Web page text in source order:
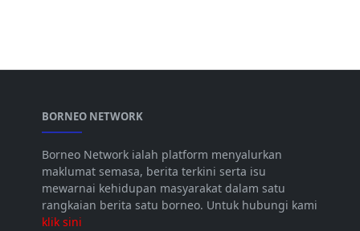
BORNEO NETWORK
Borneo Network ialah platform menyalurkan
maklumat semasa, berita terkini serta isu
mewarnai kehidupan masyarakat dalam satu
rangkaian berita satu borneo. Untuk hubungi kami
klik sini